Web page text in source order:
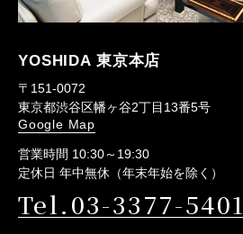
YOSHIDA 東京本店
〒151-0072
東京都渋谷区幡ヶ谷2丁目13番5号
Google Map
営業時間 10:30～19:30
定休日 年中無休（年末年始を除く）
Tel.03-3377-5401